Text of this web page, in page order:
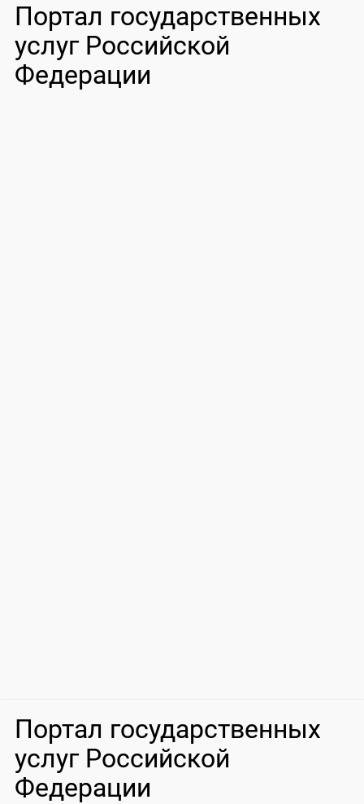
Портал государственных
услуг Российской
Федерации
Портал государственных
услуг Российской
Федерации